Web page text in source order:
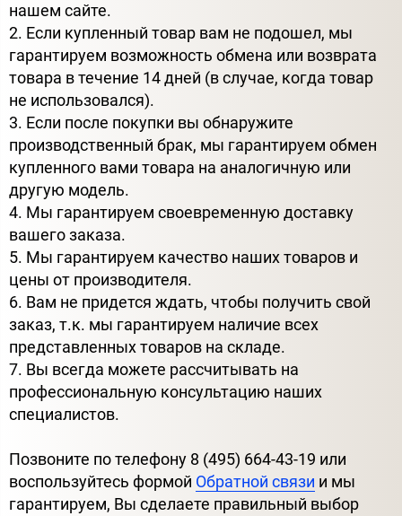
нашем сайте.
2. Если купленный товар вам не подошел, мы
гарантируем возможность обмена или возврата
товара в течение 14 дней (в случае, когда товар
не использовался).
3. Если после покупки вы обнаружите
производственный брак, мы гарантируем обмен
купленного вами товара на аналогичную или
другую модель.
4. Мы гарантируем своевременную доставку
вашего заказа.
5. Мы гарантируем качество наших товаров и
цены от производителя.
6. Вам не придется ждать, чтобы получить свой
заказ, т.к. мы гарантируем наличие всех
представленных товаров на складе.
7. Вы всегда можете рассчитывать на
профессиональную консультацию наших
специалистов.
Позвоните по телефону 8 (495) 664-43-19 или
воспользуйтесь формой Обратной связи и мы
гарантируем, Вы сделаете правильный выбор